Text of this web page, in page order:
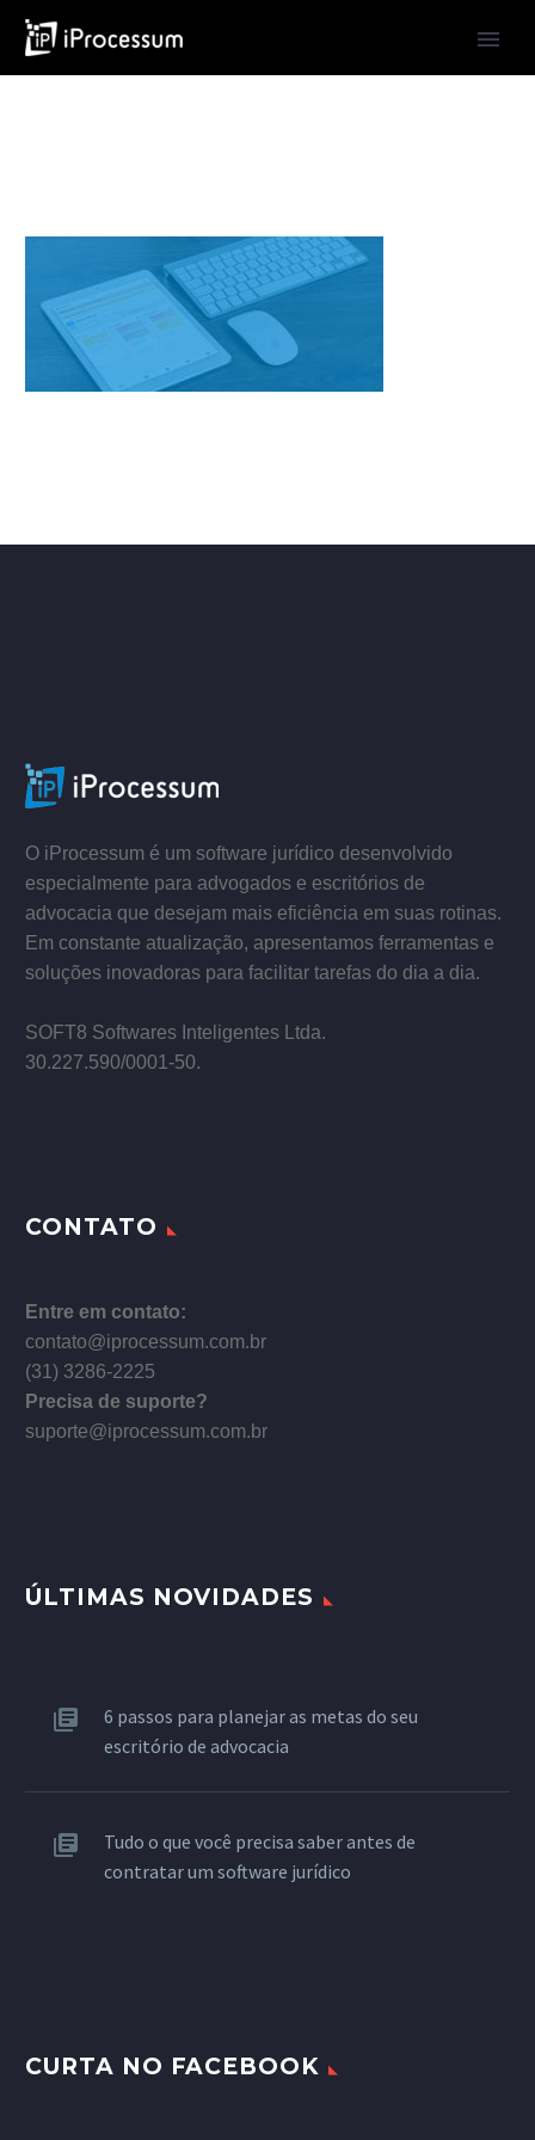
O iProcessum é um software jurídico desenvolvido
especialmente para advogados e escritórios de
advocacia que desejam mais eficiência em suas rotinas.
Em constante atualização, apresentamos ferramentas e
soluções inovadoras para facilitar tarefas do dia a dia.
SOFT8 Softwares Inteligentes Ltda.
30.227.590/0001­-50.
CONTATO
Entre em contato:
contato@iprocessum.com.br
(31) 3286-2225
Precisa de suporte?
suporte@iprocessum.com.br
ÚLTIMAS NOVIDADES
6 passos para planejar as metas do seu
escritório de advocacia
Tudo o que você precisa saber antes de
contratar um software jurídico
CURTA NO FACEBOOK